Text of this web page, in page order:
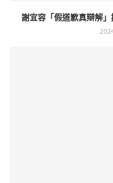
謝宜容「假道歉真辯解